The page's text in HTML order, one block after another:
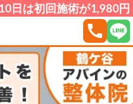
日は初回施術が1,980円
call